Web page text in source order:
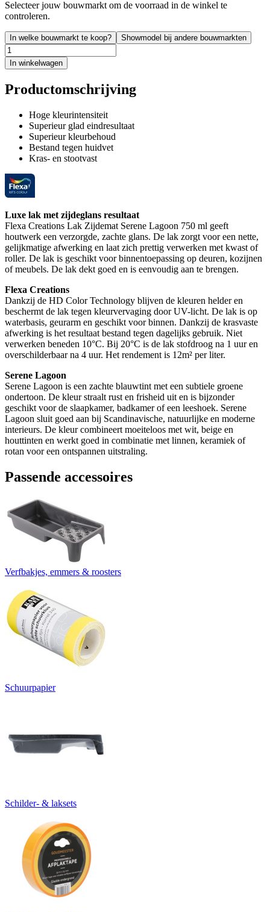
Selecteer jouw bouwmarkt om de voorraad in de winkel te
controleren.
In welke bouwmarkt te koop? Showmodel bij andere bouwmarkten
In winkelwagen
Productomschrijving
Hoge kleurintensiteit
Superieur glad eindresultaat
Superieur kleurbehoud
Bestand tegen huidvet
Kras- en stootvast
Luxe lak met zijdeglans resultaat
Flexa Creations Lak Zijdemat Serene Lagoon 750 ml geeft
houtwerk een verzorgde, zachte glans. De lak zorgt voor een nette,
gelijkmatige afwerking en laat zich prettig verwerken met kwast of
roller. De lak is geschikt voor binnentoepassing op deuren, kozijnen
of meubels. De lak dekt goed en is eenvoudig aan te brengen.
Flexa Creations
Dankzij de HD Color Technology blijven de kleuren helder en
beschermt de lak tegen kleurvervaging door UV-licht. De lak is op
waterbasis, geurarm en geschikt voor binnen. Dankzij de krasvaste
afwerking is het resultaat bestand tegen dagelijks gebruik. Niet
verwerken beneden 10°C. Bij 20°C is de lak stofdroog na 1 uur en
overschilderbaar na 4 uur. Het rendement is 12m² per liter.
Serene Lagoon
Serene Lagoon is een zachte blauwtint met een subtiele groene
ondertoon. De kleur straalt rust en frisheid uit en is bijzonder
geschikt voor de slaapkamer, badkamer of een leeshoek. Serene
Lagoon sluit goed aan bij Scandinavische, natuurlijke en moderne
interieurs. De kleur combineert moeiteloos met wit, beige en
houttinten en werkt goed in combinatie met linnen, keramiek of
rotan voor een ontspannen uitstraling.
Passende accessoires
Verfbakjes, emmers & roosters
Schuurpapier
Schilder- & laksets